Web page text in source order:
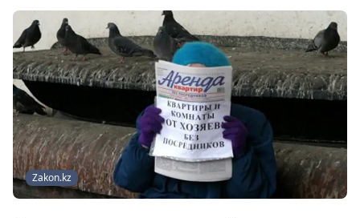
Zakon.kz